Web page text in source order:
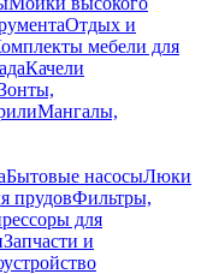
Отдых и
мебели для
Качели
Мангалы,
Бытовые насосыЛюки
прудовФильтры,
для
Запчасти и